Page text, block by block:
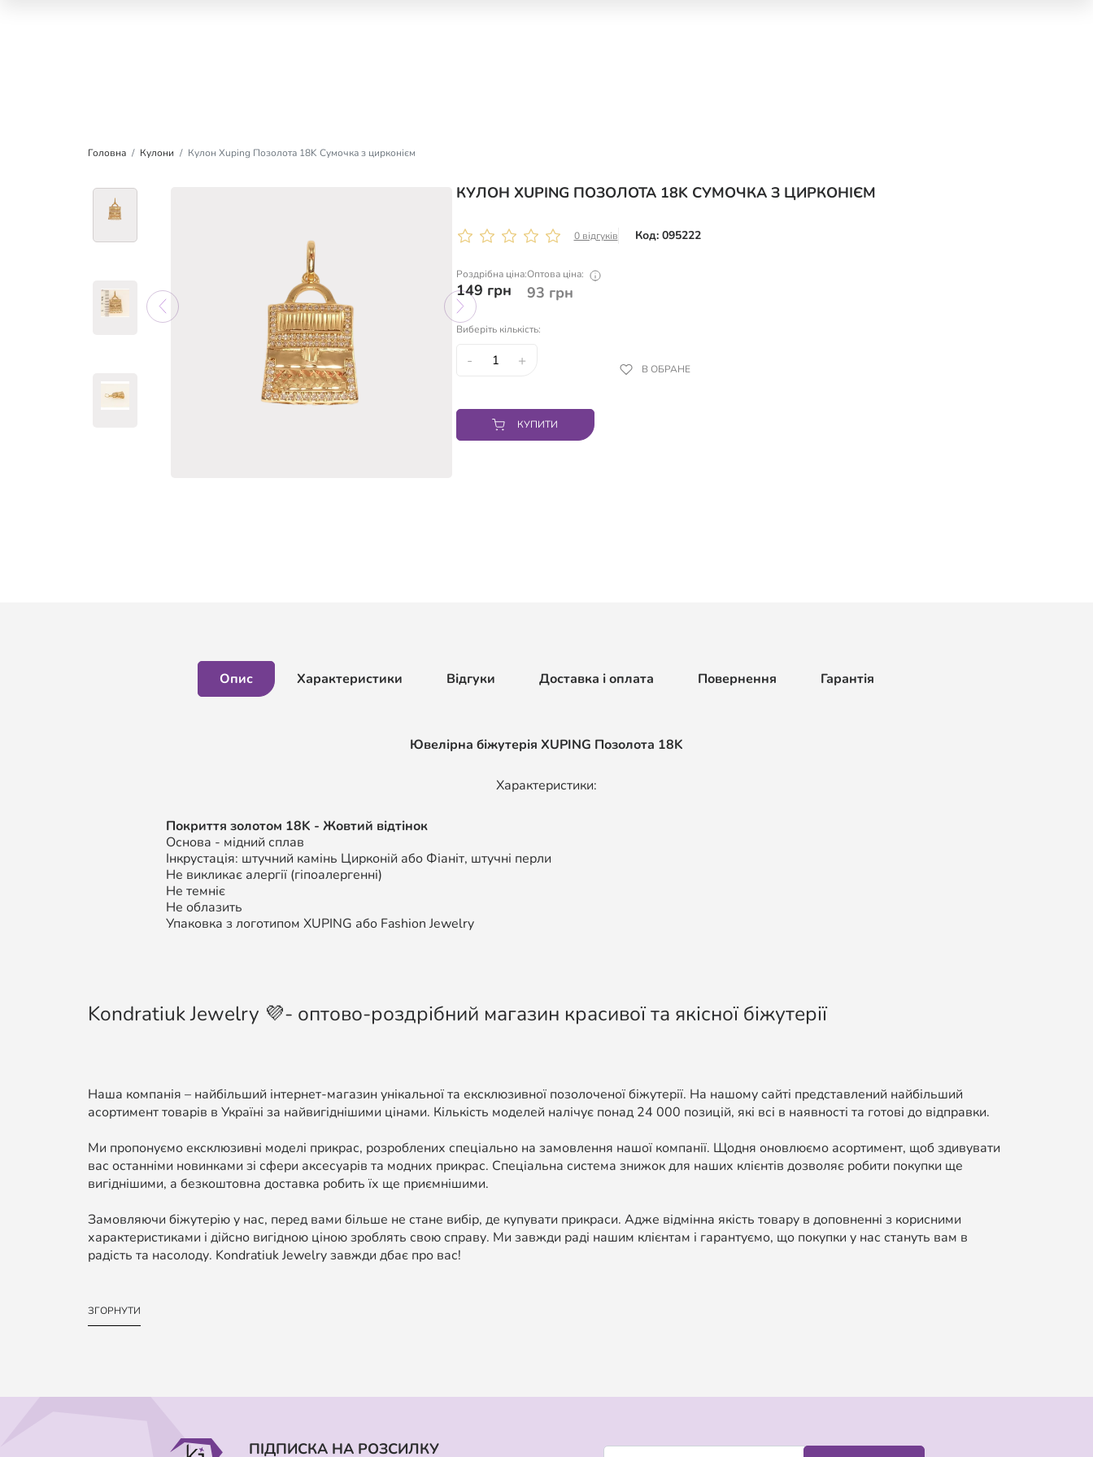
Головна Кулони Кулон Xuping Позолота 18K Сумочка з цирконієм
КУЛОН XUPING ПОЗОЛОТА 18K СУМОЧКА З ЦИРКОНІЄМ
0 відгуків Код: 095222
Роздрібна ціна:
149 грн
Оптова ціна:
93 грн
Виберіть кількість:
- + В ОБРАНЕ
КУПИТИ
Опис Характеристики Відгуки Доставка і оплата Повернення Гарантія
Ювелірна біжутерія XUPING Позолота 18K
Характеристики:
Покриття золотом 18K - Жовтий відтінок
Основа - мідний сплав
Інкрустація: штучний камінь Цирконій або Фіаніт, штучні перли
Не викликає алергії (гіпоалергенні)
Не темніє
Не облазить
Упаковка з логотипом XUPING або Fashion Jewelry
Kondratiuk Jewelry 💜- оптово-роздрібний магазин красивої та якісної біжутерії
Наша компанія – найбільший інтернет-магазин унікальної та ексклюзивної позолоченої біжутерії. На нашому сайті представлений найбільший
асортимент товарів в Україні за найвигіднішими цінами. Кількість моделей налічує понад 24 000 позицій, які всі в наявності та готові до відправки.
Ми пропонуємо ексклюзивні моделі прикрас, розроблених спеціально на замовлення нашої компанії. Щодня оновлюємо асортимент, щоб здивувати
вас останніми новинками зі сфери аксесуарів та модних прикрас. Спеціальна система знижок для наших клієнтів дозволяє робити покупки ще
вигіднішими, а безкоштовна доставка робить їх ще приємнішими.
Замовляючи біжутерію у нас, перед вами більше не стане вибір, де купувати прикраси. Адже відмінна якість товару в доповненні з корисними
характеристиками і дійсно вигідною ціною зроблять свою справу. Ми завжди раді нашим клієнтам і гарантуємо, що покупки у нас стануть вам в
радість та насолоду. Kondratiuk Jewelry завжди дбає про вас!
ЗГОРНУТИ
ПІДПИСКА НА РОЗСИЛКУ